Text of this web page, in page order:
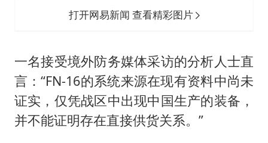
打开网易新闻 查看精彩图片
一名接受境外防务媒体采访的分析人士直
言：“FN-16的系统来源在现有资料中尚未
证实，仅凭战区中出现中国生产的装备，
并不能证明存在直接供货关系。”